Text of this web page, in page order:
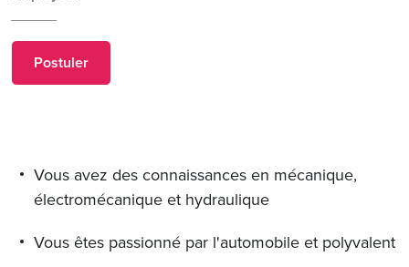
Postuler
Vous avez des connaissances en mécanique,
électromécanique et hydraulique
Vous êtes passionné par l'automobile et polyvalent